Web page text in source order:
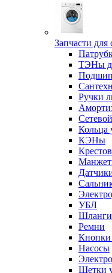
Запчасти
ТЭНы
Ручки
Кольца
КЭНы
УБЛ
Шланги
Ремни
Кнопки
Насосы
Щетки